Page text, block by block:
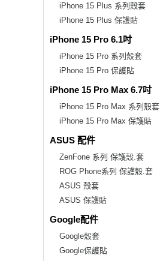
iPhone 15 Plus 系列殼套
iPhone 15 Plus 保護貼
iPhone 15 Pro 6.1吋
iPhone 15 Pro 系列殼套
iPhone 15 Pro 保護貼
iPhone 15 Pro Max 6.7吋
iPhone 15 Pro Max 系列殼套
iPhone 15 Pro Max 保護貼
ASUS 配件
ZenFone 系列 保護殼.套
ROG Phone系列 保護殼.套
ASUS 殼套
ASUS 保護貼
Google配件
Google殼套
Google保護貼